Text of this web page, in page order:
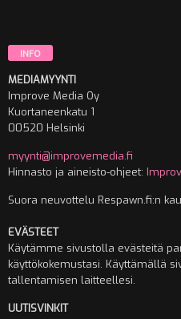
INFO
MEDIAMYYNTI
Improve Media Oy
Kuortaneenkatu 1
00520 Helsinki
myynti@improvemedia.fi
Hinnasto ja aineisto-ohjeet:
Suora neuvottelu Respawn.fi:n
EVÄSTEET
Käytämme sivustolla evästeitä
käyttökokemustasi. Käyttämällä
tallentamisen laitteellesi.
UUTISVINKIT